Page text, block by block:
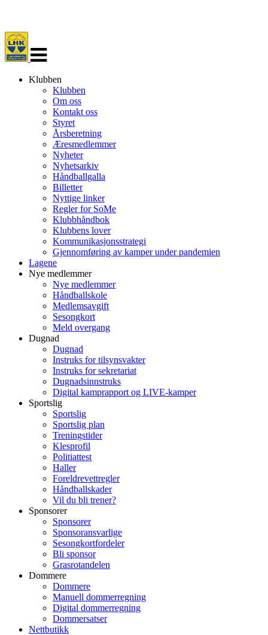
navigasjon
Klubben
Klubben
Om oss
Kontakt oss
Styret
Årsberetning
Æresmedlemmer
Nyheter
Nyhetsarkiv
Håndballgalla
Billetter
Nyttige linker
Regler for SoMe
Klubbhåndbok
Klubbens lover
Kommunikasjonsstrategi
Gjennomføring av kamper under pandemien
Lagene
Nye medlemmer
Nye medlemmer
Håndballskole
Medlemsavgift
Sesongkort
Meld overgang
Dugnad
Dugnad
Instruks for tilsynsvakter
Instruks for sekretariat
Dugnadsinnstruks
Digital kamprapport og LIVE-kamper
Sportslig
Sportslig
Sportslig plan
Treningstider
Klesprofil
Politiattest
Haller
Foreldrevettregler
Håndballskader
Vil du bli trener?
Sponsorer
Sponsorer
Sponsoransvarlige
Sesongkortfordeler
Bli sponsor
Grasrotandelen
Dommere
Dommere
Manuell dommerregning
Digital dommerregning
Dommersatser
Nettbutikk